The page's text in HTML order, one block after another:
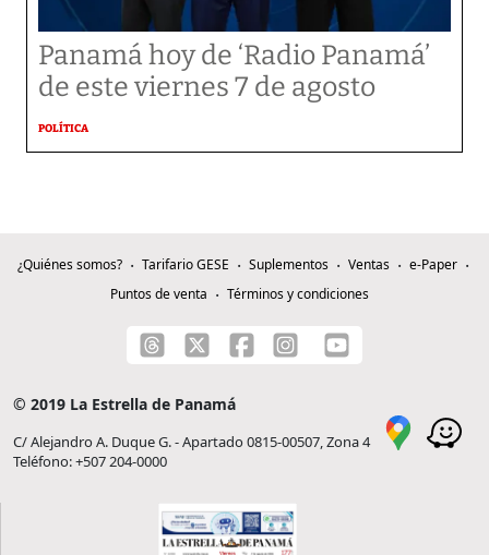
Panamá hoy de ‘Radio Panamá’
de este viernes 7 de agosto
POLÍTICA
¿Quiénes somos? Tarifario GESE Suplementos Ventas
e-Paper
Puntos de venta
Términos y condiciones
© 2019 La Estrella de Panamá
C/ Alejandro A. Duque G. - Apartado 0815-00507, Zona 4
Teléfono: +507 204-0000